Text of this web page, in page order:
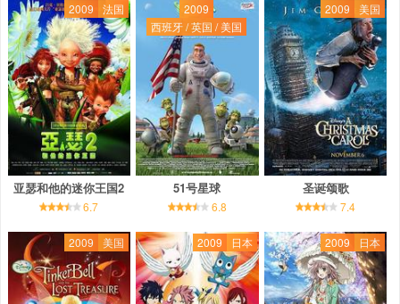
2009 法国
亚瑟和他的迷你王国2
6.7
2009
西班牙 / 英国 / 美国
51号星球
6.8
2009 美国
圣诞颂歌
7.4
2009 美国 2009 日本 2009 日本